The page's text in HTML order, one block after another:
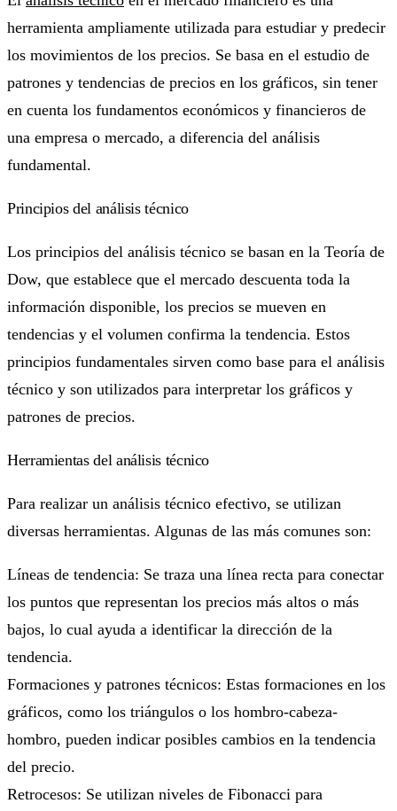
herramienta ampliamente utilizada para estudiar y predecir
los movimientos de los precios. Se basa en el estudio de
patrones y tendencias de precios en los gráficos, sin tener
en cuenta los fundamentos económicos y financieros de
una empresa o mercado, a diferencia del análisis
fundamental.
Principios del análisis técnico
Los principios del análisis técnico se basan en la Teoría de
Dow, que establece que el mercado descuenta toda la
información disponible, los precios se mueven en
tendencias y el volumen confirma la tendencia. Estos
principios fundamentales sirven como base para el análisis
técnico y son utilizados para interpretar los gráficos y
patrones de precios.
Herramientas del análisis técnico
Para realizar un análisis técnico efectivo, se utilizan
diversas herramientas. Algunas de las más comunes son:
Líneas de tendencia: Se traza una línea recta para conectar
los puntos que representan los precios más altos o más
bajos, lo cual ayuda a identificar la dirección de la
tendencia.
Formaciones y patrones técnicos: Estas formaciones en los
gráficos, como los triángulos o los hombro-cabeza-
hombro, pueden indicar posibles cambios en la tendencia
del precio.
Retrocesos: Se utilizan niveles de Fibonacci para